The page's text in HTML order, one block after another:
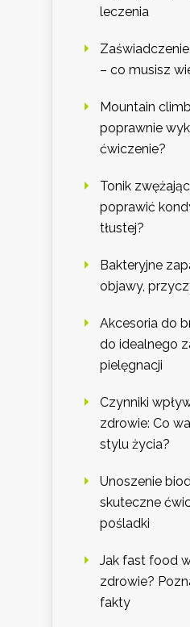
leczenia
– co musisz
Mountain
poprawnie
ćwiczenie?
Tonik
poprawić
tłustej?
Bakteryjne
objawy,
Akcesoria do
do idealnego
pielęgnacji
Czynniki
zdrowie: Co
stylu życia?
Unoszenie
skuteczne
pośladki
Jak fast food
zdrowie?
fakty